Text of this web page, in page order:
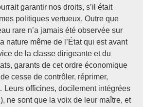
garantir nos droits, s’il était
politiques vertueux. Outre que
rare n’a jamais été observée sur
nature même de l’État qui est avant
de la classe dirigeante et du
garants de cet ordre économique
cesse de contrôler, réprimer,
Leurs officines, docilement intégrées
ne sont que la voix de leur maître, et